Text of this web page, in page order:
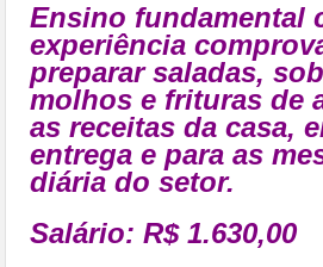
Ensino fundamental
experiência
preparar saladas,
molhos e frituras de
as receitas da casa,
entrega e para as
diária do setor.
Salário: R$ 1.630,00